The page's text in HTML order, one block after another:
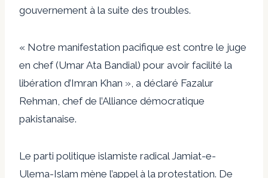
gouvernement à la suite des troubles.
« Notre manifestation pacifique est contre le juge
en chef (Umar Ata Bandial) pour avoir facilité la
libération d’Imran Khan », a déclaré Fazalur
Rehman, chef de l’Alliance démocratique
pakistanaise.
Le parti politique islamiste radical Jamiat-e-
Ulema-Islam mène l’appel à la protestation. De